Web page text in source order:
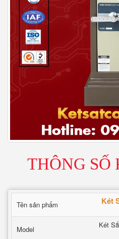
THÔNG
Tên sản phẩm Két
Model
Két